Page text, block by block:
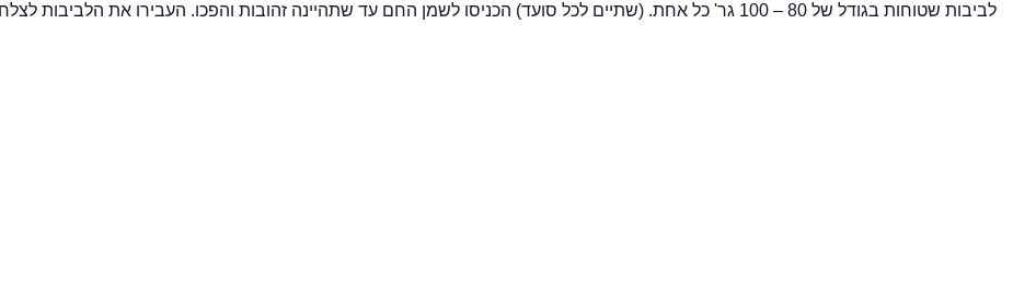
לביבות שטוחות בגודל של 80 – 100 גר' כל אחת. (שתיים לכל סועד) הכניסו לשמן החם עד שתהיינה זהובות והפכו. העבירו את הלביבות לצלחת מכוסה בניר סופג.